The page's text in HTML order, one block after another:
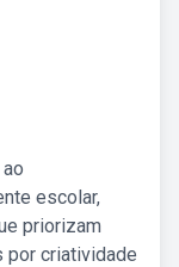
escolar,
priorizam
por criatividade